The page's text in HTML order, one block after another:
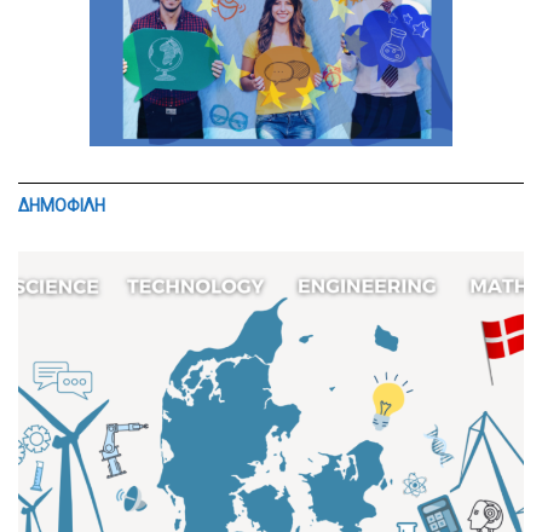
ΔΗΜΟΦΙΛΗ